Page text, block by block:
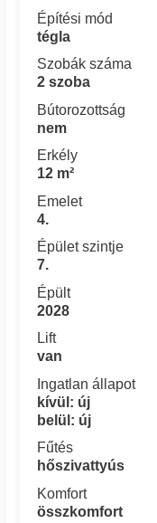
Építési mód
tégla
Szobák száma
2 szoba
Bútorozottság
nem
Erkély
12 m²
Emelet
4.
Épület szintje
7.
Épült
2028
Lift
van
Ingatlan állapot
kívül: új
belül: új
Fűtés
hőszivattyús
Komfort
összkomfort